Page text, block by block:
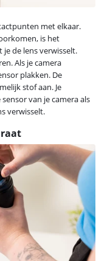
met elkaar.
is het
de lens verwisselt.
Als je camera
plakken. De
stof aan. Je
van je camera als
verwisselt.